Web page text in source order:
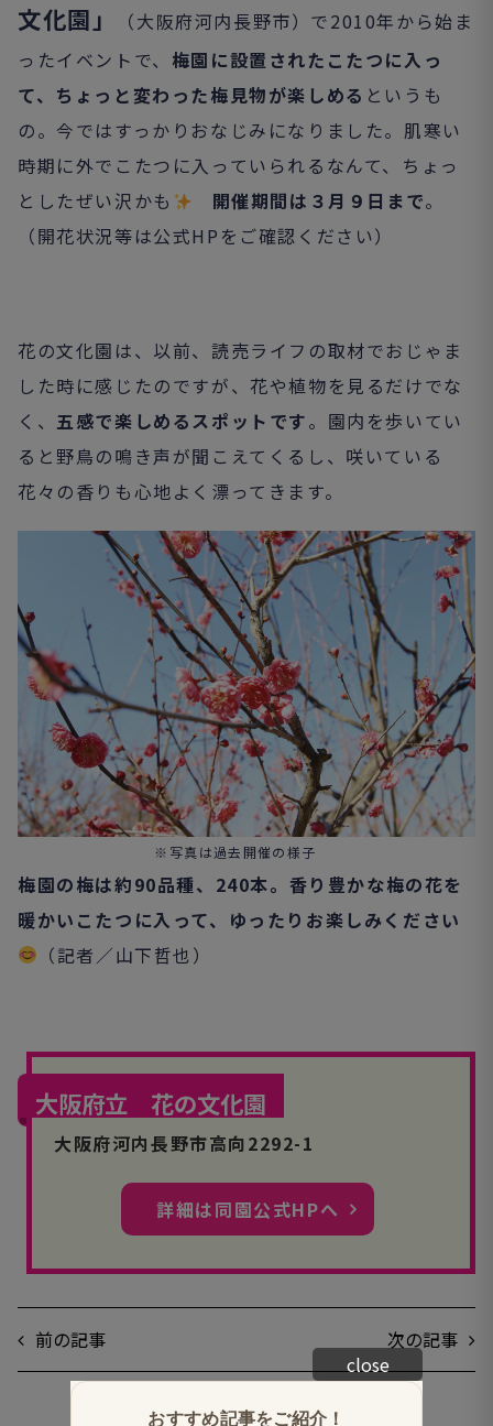
文化園」
（大阪府河内長野市）で2010年から始ま
ったイベントで、 梅園に設置されたこたつに入っ
て、ちょっと変わった梅見物が楽しめる というも
の。今ではすっかりおなじみになりました。肌寒い
時期に外でこたつに入っていられるなんて、ちょっ
としたぜい沢かも
開催期間は３月９日まで。
（開花状況等は公式HPをご確認ください）
花の文化園は、以前、読売ライフの取材でおじゃま
した時に感じたのですが、花や植物を見るだけでな
く、 五感で楽しめるスポットです。園内を歩いてい
ると野鳥の鳴き声が聞こえてくるし、咲いている
花々の香りも心地よく漂ってきます。
※写真は過去開催の様子
梅園の梅は約90品種、240本。香り豊かな梅の花を
暖かいこたつに入って、ゆったりお楽しみください
（記者／山下哲也）
大阪府立 花の文化園
大阪府河内長野市高向2292-1
詳細は同園公式HPへ
前の記事 次の記事
一覧へ戻る
close